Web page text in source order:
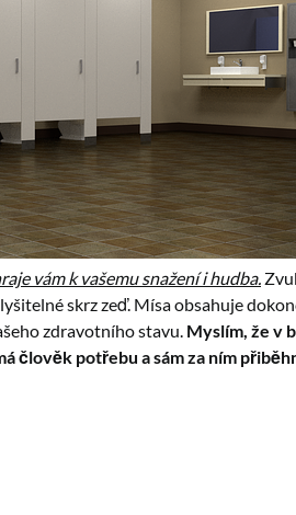
vám k vašemu snažení i hudba.
skrz zeď. Mísa obsahuje
zdravotního stavu. Myslím, že v
člověk potřebu a sám za ním